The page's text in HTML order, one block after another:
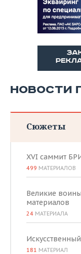
НОВОСТИ
Сюжеты
XVI саммит
499 МАТЕРИАЛОВ
Великие
материалов
24 МАТЕРИАЛА
181 МАТЕРИАЛ